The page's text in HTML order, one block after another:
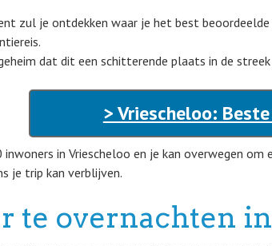
zul je ontdekken waar je het best
dat dit een schitterende plaats in de
> Vriescheloo:
inwoners in Vriescheloo en je kan overwegen
je trip kan verblijven.
te overnachten